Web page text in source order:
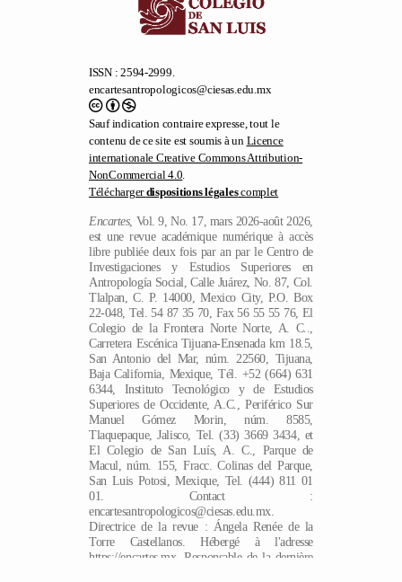
ISSN : 2594-2999.
encartesantropologicos@ciesas.edu.mx
Sauf indication contraire expresse, tout le
contenu de ce site est soumis à un Licence
internationale Creative Commons Attribution-
NonCommercial 4.0.
Téléchargerdispositions légalescomplet
Encartes, Vol. 9, No. 17, mars 2026-août 2026,
est une revue académique numérique à accès
libre publiée deux fois par an par le Centro de
Investigaciones y Estudios Superiores en
Antropología Social, Calle Juárez, No. 87, Col.
Tlalpan, C. P. 14000, Mexico City, P.O. Box
22-048, Tel. 54 87 35 70, Fax 56 55 55 76, El
Colegio de la Frontera Norte Norte, A. C..,
Carretera Escénica Tijuana-Ensenada km 18.5,
San Antonio del Mar, núm. 22560, Tijuana,
Baja California, Mexique, Tél. +52 (664) 631
6344, Instituto Tecnológico y de Estudios
Superiores de Occidente, A.C., Periférico Sur
Manuel Gómez Morin, núm. 8585,
Tlaquepaque, Jalisco, Tel. (33) 3669 3434, et
El Colegio de San Luís, A. C., Parque de
Macul, núm. 155, Fracc. Colinas del Parque,
San Luis Potosi, Mexique, Tel. (444) 811 01
01. Contact :
encartesantropologicos@ciesas.edu.mx.
Directrice de la revue : Ángela Renée de la
Torre Castellanos. Hébergé à l'adresse
https://encartes.mx. Responsable de la dernière